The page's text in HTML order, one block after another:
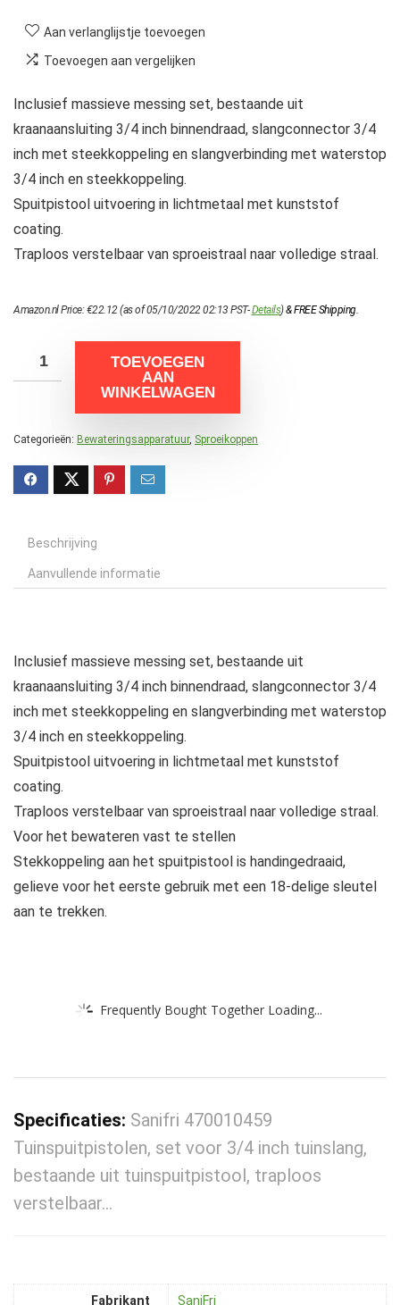
Aan verlanglijstje toevoegen
Toevoegen aan vergelijken
Inclusief massieve messing set, bestaande uit
kraanaansluiting 3/4 inch binnendraad, slangconnector 3/4
inch met steekkoppeling en slangverbinding met waterstop
3/4 inch en steekkoppeling.
Spuitpistool uitvoering in lichtmetaal met kunststof
coating.
Traploos verstelbaar van sproeistraal naar volledige straal.
Amazon.nl Price:€22.12 (as of 05/10/2022 02:13 PST-Details)&FREE Shipping.
TOEVOEGEN
AAN
WINKELWAGEN
Categorieën: Bewateringsapparatuur, Sproeikoppen
Beschrijving
Aanvullende informatie
Inclusief massieve messing set, bestaande uit
kraanaansluiting 3/4 inch binnendraad, slangconnector 3/4
inch met steekkoppeling en slangverbinding met waterstop
3/4 inch en steekkoppeling.
Spuitpistool uitvoering in lichtmetaal met kunststof
coating.
Traploos verstelbaar van sproeistraal naar volledige straal.
Voor het bewateren vast te stellen
Stekkoppeling aan het spuitpistool is handingedraaid,
gelieve voor het eerste gebruik met een 18-delige sleutel
aan te trekken.
Frequently Bought Together Loading...
Specificaties: Sanifri 470010459
Tuinspuitpistolen, set voor 3/4 inch tuinslang,
bestaande uit tuinspuitpistool, traploos
verstelbaar…
Fabrikant ‎SaniFri